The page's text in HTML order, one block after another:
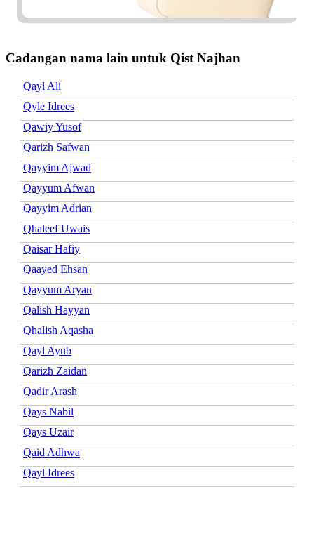
Cadangan nama lain untuk Qist Najhan
Qayl Ali
Qyle Idrees
Qawiy Yusof
Qarizh Safwan
Qayyim Ajwad
Qayyum Afwan
Qayyim Adrian
Qhaleef Uwais
Qaisar Hafiy
Qaayed Ehsan
Qayyum Aryan
Qalish Hayyan
Qhalish Aqasha
Qayl Ayub
Qarizh Zaidan
Qadir Arash
Qays Nabil
Qays Uzair
Qaid Adhwa
Qayl Idrees